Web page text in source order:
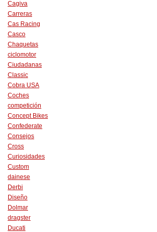
Cagiva
Carreras
Cas Racing
Casco
Chaquetas
ciclomotor
Ciudadanas
Classic
Cobra USA
Coches
competición
Concept Bikes
Confederate
Consejos
Cross
Curiosidades
Custom
dainese
Derbi
Diseño
Dolmar
dragster
Ducati